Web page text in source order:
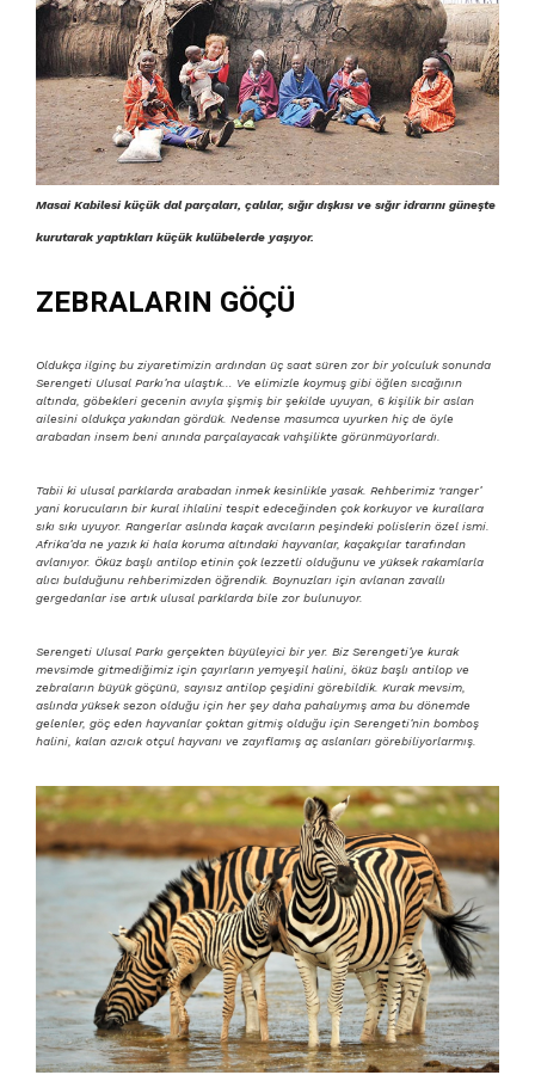
Masai Kabilesi küçük dal parçaları, çalılar, sığır dışkısı ve sığır idrarını güneşte
kurutarak yaptıkları küçük kulübelerde yaşıyor.
ZEBRALARIN GÖÇÜ
Oldukça ilginç bu ziyaretimizin ardından üç saat süren zor bir yolculuk sonunda
Serengeti Ulusal Parkı’na ulaştık… Ve elimizle koymuş gibi öğlen sıcağının
altında, göbekleri gecenin avıyla şişmiş bir şekilde uyuyan, 6 kişilik bir aslan
ailesini oldukça yakından gördük. Nedense masumca uyurken hiç de öyle
arabadan insem beni anında parçalayacak vahşilikte görünmüyorlardı.
Tabii ki ulusal parklarda arabadan inmek kesinlikle yasak. Rehberimiz ‘ranger’
yani korucuların bir kural ihlalini tespit edeceğinden çok korkuyor ve kurallara
sıkı sıkı uyuyor. Rangerlar aslında kaçak avcıların peşindeki polislerin özel ismi.
Afrika’da ne yazık ki hala koruma altındaki hayvanlar, kaçakçılar tarafından
avlanıyor. Öküz başlı antilop etinin çok lezzetli olduğunu ve yüksek rakamlarla
alıcı bulduğunu rehberimizden öğrendik. Boynuzları için avlanan zavallı
gergedanlar ise artık ulusal parklarda bile zor bulunuyor.
Serengeti Ulusal Parkı gerçekten büyüleyici bir yer. Biz Serengeti’ye kurak
mevsimde gitmediğimiz için çayırların yemyeşil halini, öküz başlı antilop ve
zebraların büyük göçünü, sayısız antilop çeşidini görebildik. Kurak mevsim,
aslında yüksek sezon olduğu için her şey daha pahalıymış ama bu dönemde
gelenler, göç eden hayvanlar çoktan gitmiş olduğu için Serengeti’nin bomboş
halini, kalan azıcık otçul hayvanı ve zayıflamış aç aslanları görebiliyorlarmış.